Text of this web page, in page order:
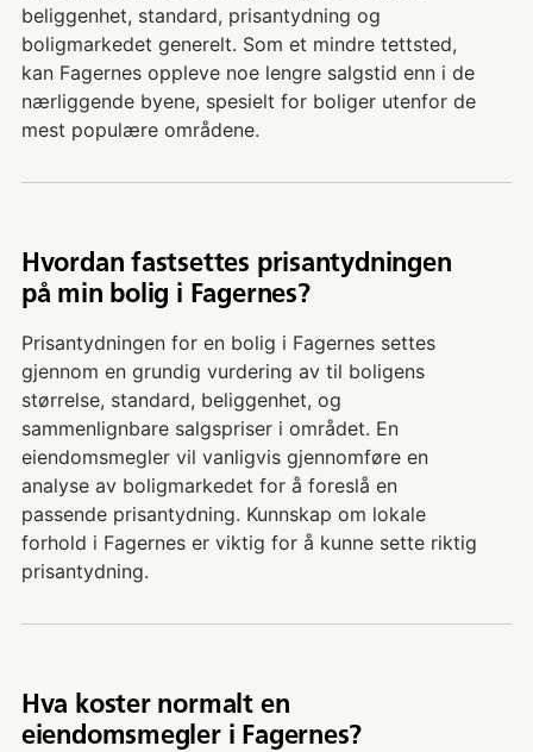
beliggenhet, standard, prisantydning og
boligmarkedet generelt. Som et mindre tettsted,
kan Fagernes oppleve noe lengre salgstid enn i de
nærliggende byene, spesielt for boliger utenfor de
mest populære områdene.
Hvordan fastsettes prisantydningen
på min bolig i Fagernes?
Prisantydningen for en bolig i Fagernes settes
gjennom en grundig vurdering av til boligens
størrelse, standard, beliggenhet, og
sammenlignbare salgspriser i området. En
eiendomsmegler vil vanligvis gjennomføre en
analyse av boligmarkedet for å foreslå en
passende prisantydning. Kunnskap om lokale
forhold i Fagernes er viktig for å kunne sette riktig
prisantydning.
Hva koster normalt en
eiendomsmegler i Fagernes?